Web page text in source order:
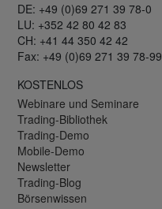
DE: +49 (0)69 271 39 78-0
LU: +352 42 80 42 83
CH: +41 44 350 42 42
Fax: +49 (0)69 271 39 78-99
KOSTENLOS
Webinare und Seminare
Trading-Bibliothek
Trading-Demo
Mobile-Demo
Newsletter
Trading-Blog
Börsenwissen